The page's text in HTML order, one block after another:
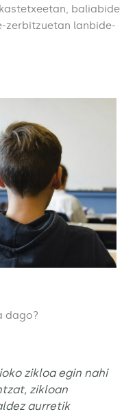
baliabide
zerbitzuetan lanbide-
dago?
zikloa egin nahi
zikloan
aurretik